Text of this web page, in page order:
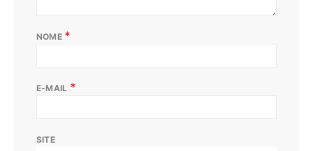
NOME *
E-MAIL *
SITE